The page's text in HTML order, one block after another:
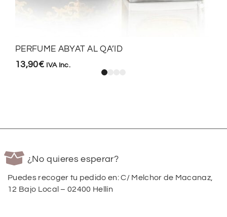
PERFUME ABYAT AL QA’ID
13,90€ IVA Inc.
¿No quieres esperar?
Puedes recoger tu pedido en: C/ Melchor de Macanaz,
12 Bajo Local – 02400 Hellín